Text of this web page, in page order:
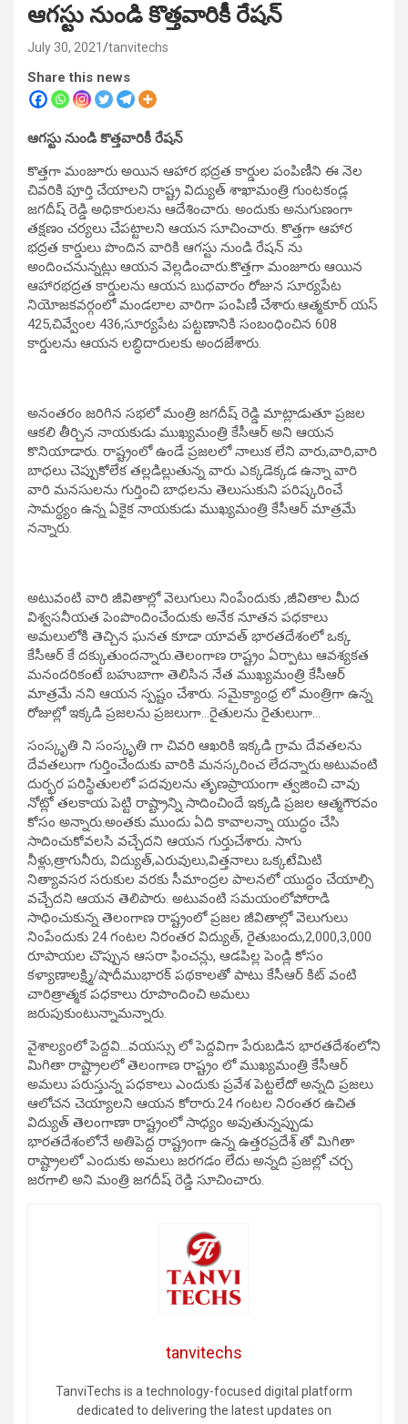
ఆగస్టు నుండి కొత్తవారికీ రేషన్
July 30, 2021 tanvitechs
Share this news
ఆగస్టు నుండి కొత్తవారికీ రేషన్
కొత్తగా మంజూరు అయిన ఆహార భద్రత కార్డుల పంపిణీని ఈ నెల
చివరికి పూర్తి చేయాలని రాష్ట్ర విద్యుత్ శాఖామంత్రి గుంటకండ్ల
జగదీష్ రెడ్డి అధికారులను ఆదేశించారు. అందుకు అనుగుణంగా
తక్షణం చర్యలు చేపట్టాలని ఆయన సూచించారు. కొత్తగా ఆహార
భద్రత కార్డులు పొందిన వారికి ఆగస్టు నుండి రేషన్ ను
అందించనున్నట్లు ఆయన వెల్లడించారు.కొత్తగా మంజూరు ఆయిన
ఆహారభద్రత కార్డులను ఆయన బుధవారం రోజున సూర్యపేట
నియోజకవర్గంలో మండలాల వారిగా పంపిణీ చేశారు.ఆత్మకూర్ యస్
425,చివ్వేంల 436,సూర్యపేట పట్టణానికి సంబంధించిన 608
కార్డులను ఆయన లబ్ధిదారులకు అందజేశారు.
అనంతరం జరిగిన సభలో మంత్రి జగదీష్ రెడ్డి మాట్లాడుతూ ప్రజల
ఆకలి తీర్చిన నాయకుడు ముఖ్యమంత్రి కేసీఆర్ అని ఆయన
కొనియాడారు. రాష్ట్రంలో ఉండే ప్రజలలో నాలుక లేని వారు,వారి,వారి
బాధలు చెప్పుకోలేక తల్లడిల్లుతున్న వారు ఎక్కడెక్కడ ఉన్నా వారి
వారి మనసులను గుర్తించి బాధలను తెలుసుకుని పరిష్కరించే
సామర్ధ్యం ఉన్న ఏకైక నాయకుడు ముఖ్యమంత్రి కేసీఆర్ మాత్రమే
నన్నారు.
అటువంటి వారి జీవితాల్లో వెలుగులు నింపేందుకు ,జీవితాల మీద
విశ్వసనీయత పెంపొందించేందుకు అనేక నూతన పధకాలు
అమలులోకి తెచ్చిన ఘనత కూడా యావత్ భారతదేశంలో ఒక్క
కేసీఆర్ కే దక్కుతుందన్నారు.తెలంగాణ రాష్ట్రం ఏర్పాటు ఆవశ్యకత
మనందరికంటే బహుబాగా తెలిసిన నేత ముఖ్యమంత్రి కేసీఆర్
మాత్రమే నని ఆయన స్పష్టం చేశారు. సమైక్యాంధ్ర లో మంత్రిగా ఉన్న
రోజుల్లో ఇక్కడి ప్రజలను ప్రజలుగా…రైతులను రైతులుగా…
సంస్కృతి ని సంస్కృతి గా చివరి ఆఖరికి ఇక్కడి గ్రామ దేవతలను
దేవతలుగా గుర్తించేందుకు వారికి మనస్కరించ లేదన్నారు.అటువంటి
దుర్భర పరిస్థితులలో పదవులను తృణప్రాయంగా త్వజించి చావు
నోట్లో తలకాయ పెట్టి రాష్ట్రాన్ని సాదించిందే ఇక్కడి ప్రజల ఆత్మగౌరవం
కోసం అన్నారు.అంతకు ముందు ఏది కావాలన్నా యుద్ధం చేసి
సాదించుకోవలసి వచ్చేదని ఆయన గుర్తుచేశారు. సాగు
నీళ్లు,త్రాగునీరు, విద్యుత్,ఎరువులు,విత్తనాలు ఒక్కటేమిటి
నిత్యావసర సరుకుల వరకు సీమాంద్రల పాలనలో యుద్ధం చేయాల్సి
వచ్చేదని ఆయన తెలిపారు. అటువంటి సమయంలోపోరాడి
సాధించుకున్న తెలంగాణ రాష్ట్రంలో ప్రజల జీవితాల్లో వెలుగులు
నింపేందుకు 24 గంటల నిరంతర విద్యుత్, రైతుబందు,2,000,3,000
రూపాయల చొప్పున ఆసరా ఫించన్లు, ఆడపిల్ల పెండ్లి కోసం
కళ్యాణాలక్ష్మి/షాదీముభారక్ పథకాలతో పాటు కేసీఆర్ కిట్ వంటి
చారిత్రాత్మక పధకాలు రూపొందించి అమలు
జరుపుకుంటున్నామన్నారు.
వైశాల్యంలో పెద్దవి…వయస్సు లో పెద్దవిగా పేరుబడిన భారతదేశంలోని
మిగితా రాష్ట్రాలలో తెలంగాణ రాష్ట్రం లో ముఖ్యమంత్రి కేసీఆర్
అమలు పరుస్తున్న పధకాలు ఎందుకు ప్రవేశ పెట్టలేదో అన్నది ప్రజలు
ఆలోచన చెయ్యాలని ఆయన కోరారు.24 గంటల నిరంతర ఉచిత
విద్యుత్ తెలంగాణా రాష్ట్రంలో సాధ్యం అవుతున్నప్పుడు
భారతదేశంలోనే అతిపెద్ద రాష్ట్రంగా ఉన్న ఉత్తరప్రదేశ్ తో మిగితా
రాష్ట్రాలలో ఎందుకు అమలు జరగడం లేదు అన్నది ప్రజల్లో చర్చ
జరగాలి అని మంత్రి జగదీష్ రెడ్డి సూచించారు.
tanvitechs
TanviTechs is a technology-focused digital platform
dedicated to delivering the latest updates on